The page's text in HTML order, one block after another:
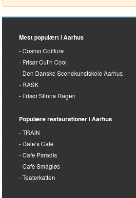
Mest populært i Aarhus
Cosmo Coiffure
Frisør Cut'n Cool
Den Danske Scenekunstskole Aarhus
RASK
Frisør Stinna Røgen
Populære restaurationer i Aarhus
TRAIN
Dale’s Café
Cafe Paradis
Café Smagløs
Teaterkatten